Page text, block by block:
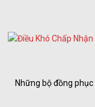
Những bộ đồng